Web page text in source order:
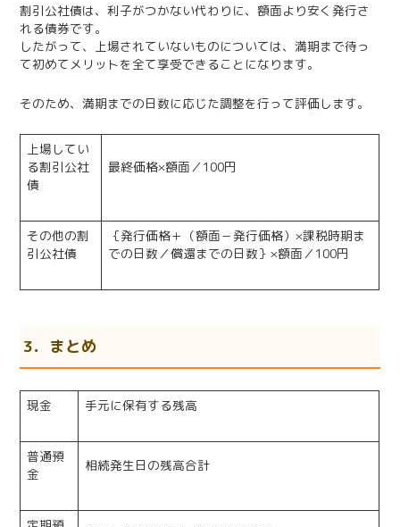
割引公社債は、利子がつかない代わりに、額面より安く発行さ
れる債券です。
したがって、上場されていないものについては、満期まで待っ
て初めてメリットを全て享受できることになります。
そのため、満期までの日数に応じた調整を行って評価します。
上場してい
る割引公社
債
最終価格×額面／100円
その他の割
引公社債
｛発行価格＋（額面－発行価格）×課税時期ま
での日数／償還までの日数｝×額面／100円
3．まとめ
現金 手元に保有する残高
普通預
金
相続発生日の残高合計